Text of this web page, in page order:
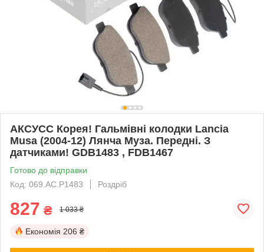
АКСУСС Корея! Гальмівні колодки Lancia
Musa (2004-12) Лянча Муза. Передні. З
датчиками! GDB1483 , FDB1467
Готово до відправки
Код: 069.AC.P1483
Роздріб
827 ₴ 1 033 ₴
Економія 206 ₴